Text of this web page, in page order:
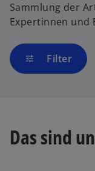
Sammlung der
Expertinnen und
tune Filter
Das sind